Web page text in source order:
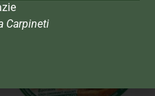
Carpineti